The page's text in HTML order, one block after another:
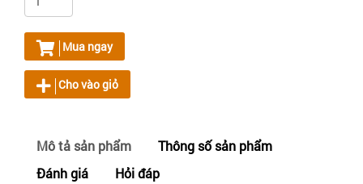
Mua ngay
Cho vào giỏ
Mô tả sản phẩm
Thông số sản phẩm
Đánh giá
Hỏi đáp